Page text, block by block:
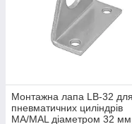
Монтажна лапа LB-32 для
пневматичних циліндрів
МА/MAL діаметром 32 мм,